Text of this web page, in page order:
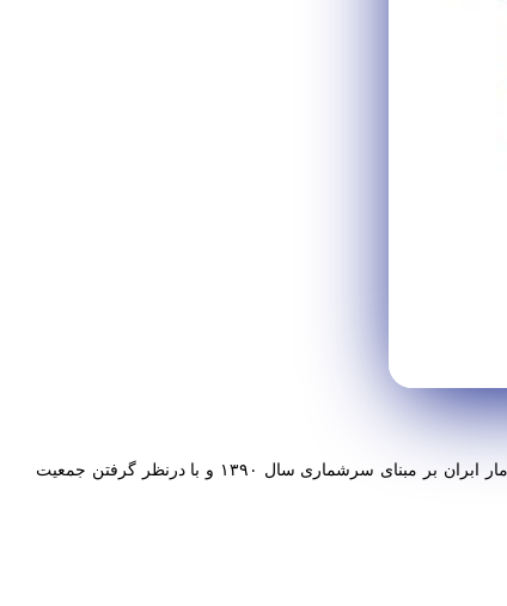
نکات آماری درباره جمعیت و اینترنت در ایران که به نظرم برای مدیران اجرایی و ارشد کاربردی هستند.این آمار براساس اطلاعات بدست آمده از مرکز آمار ابران بر مبنای سرشماری سال ۱۳۹۰ و با درنظر گرفتن جمعیت